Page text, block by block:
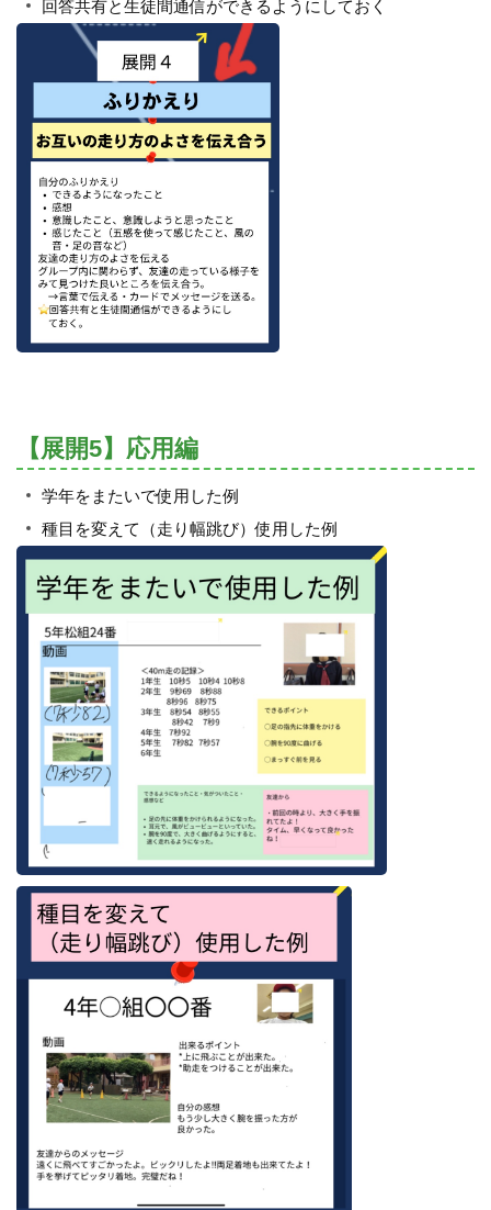
回答共有と生徒間通信ができるようにしておく
【展開5】応用編
学年をまたいで使用した例
種目を変えて（走り幅跳び）使用した例